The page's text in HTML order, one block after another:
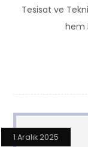
Tesisat ve
hem
1 Aralık 2025